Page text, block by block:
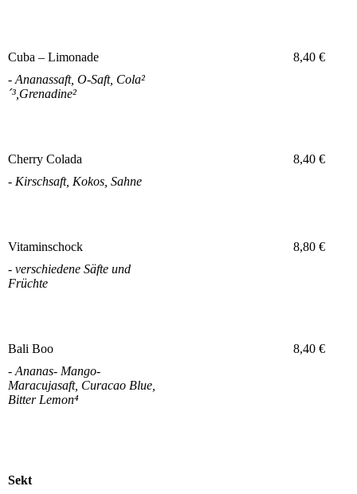
Cuba – Limonade
8,40 €
- Ananassaft, O-Saft, Cola²
´³,Grenadine²
Cherry Colada
8,40 €
- Kirschsaft, Kokos, Sahne
Vitaminschock
8,80 €
- verschiedene Säfte und
Früchte
Bali Boo
8,40 €
- Ananas- Mango-
Maracujasaft, Curacao Blue,
Bitter Lemon⁴
Sekt